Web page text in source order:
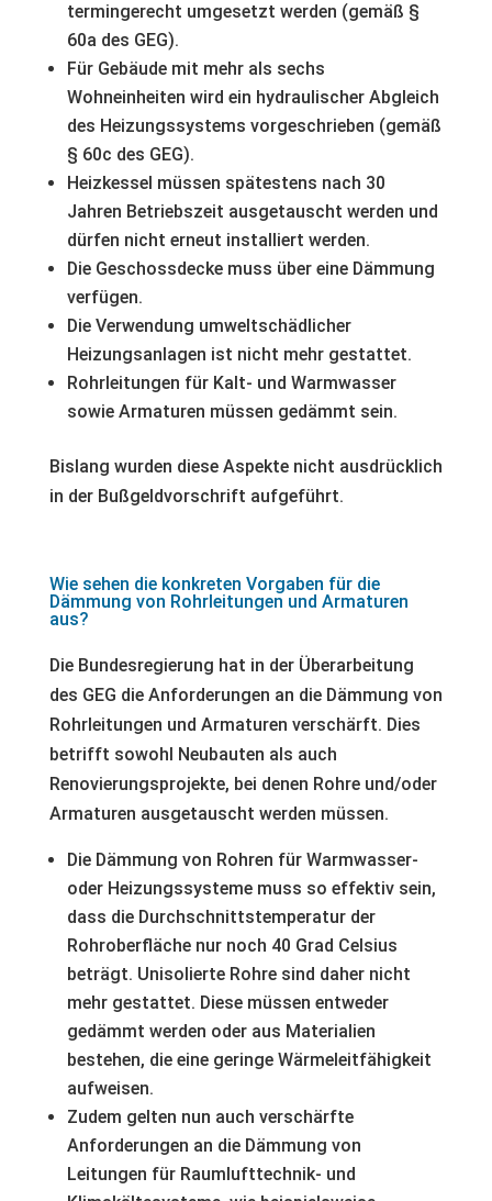
termingerecht umgesetzt werden (gemäß §
60a des GEG).
Für Gebäude mit mehr als sechs
Wohneinheiten wird ein hydraulischer Abgleich
des Heizungssystems vorgeschrieben (gemäß
§ 60c des GEG).
Heizkessel müssen spätestens nach 30
Jahren Betriebszeit ausgetauscht werden und
dürfen nicht erneut installiert werden.
Die Geschossdecke muss über eine Dämmung
verfügen.
Die Verwendung umweltschädlicher
Heizungsanlagen ist nicht mehr gestattet.
Rohrleitungen für Kalt- und Warmwasser
sowie Armaturen müssen gedämmt sein.
Bislang wurden diese Aspekte nicht ausdrücklich
in der Bußgeldvorschrift aufgeführt.
Wie sehen die konkreten Vorgaben für die
Dämmung von Rohrleitungen und Armaturen
aus?
Die Bundesregierung hat in der Überarbeitung
des GEG die Anforderungen an die Dämmung von
Rohrleitungen und Armaturen verschärft. Dies
betrifft sowohl Neubauten als auch
Renovierungsprojekte, bei denen Rohre und/oder
Armaturen ausgetauscht werden müssen.
Die Dämmung von Rohren für Warmwasser-
oder Heizungssysteme muss so effektiv sein,
dass die Durchschnittstemperatur der
Rohroberfläche nur noch 40 Grad Celsius
beträgt. Unisolierte Rohre sind daher nicht
mehr gestattet. Diese müssen entweder
gedämmt werden oder aus Materialien
bestehen, die eine geringe Wärmeleitfähigkeit
aufweisen.
Zudem gelten nun auch verschärfte
Anforderungen an die Dämmung von
Leitungen für Raumlufttechnik- und